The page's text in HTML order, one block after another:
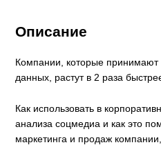
Описание
Компании, которые
данных, растут в 2 раза
Как использовать в
анализа соцмедиа и как это
маркетинга и продаж